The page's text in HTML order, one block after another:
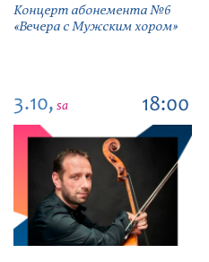
Концерт абонемента №6
«Вечера с Мужским хором»
3.10, sa 18:00